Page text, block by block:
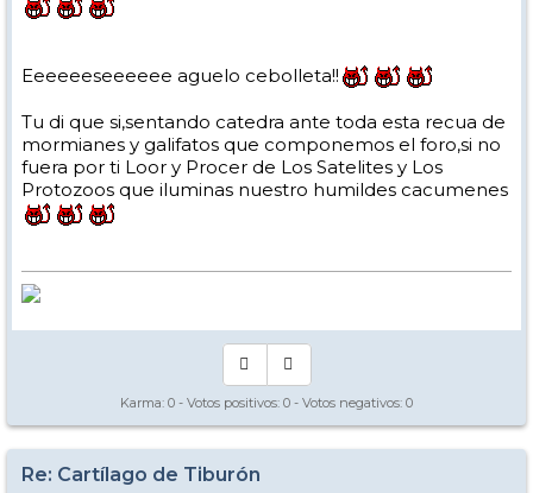
Eeeeeeseeeeee aguelo cebolleta!!
Tu di que si,sentando catedra ante toda esta recua de
mormianes y galifatos que componemos el foro,si no
fuera por ti Loor y Procer de Los Satelites y Los
Protozoos que iluminas nuestro humildes cacumenes
Karma: 0 - Votos positivos: 0 - Votos negativos: 0
Re: Cartílago de Tiburón